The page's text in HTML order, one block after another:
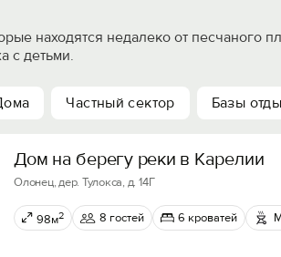
находятся недалеко от песчаного
с детьми.
Частный сектор Базы
Дом на берегу реки в Карелии
Олонец, дер. Тулокса, д. 14Г
98м2 8 гостей 6 кроватей